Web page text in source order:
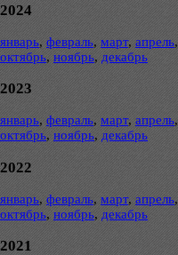
2024
январь, февраль, март, апрель,
октябрь, ноябрь, декабрь
2023
январь, февраль, март, апрель,
октябрь, ноябрь, декабрь
2022
январь, февраль, март, апрель,
октябрь, ноябрь, декабрь
2021